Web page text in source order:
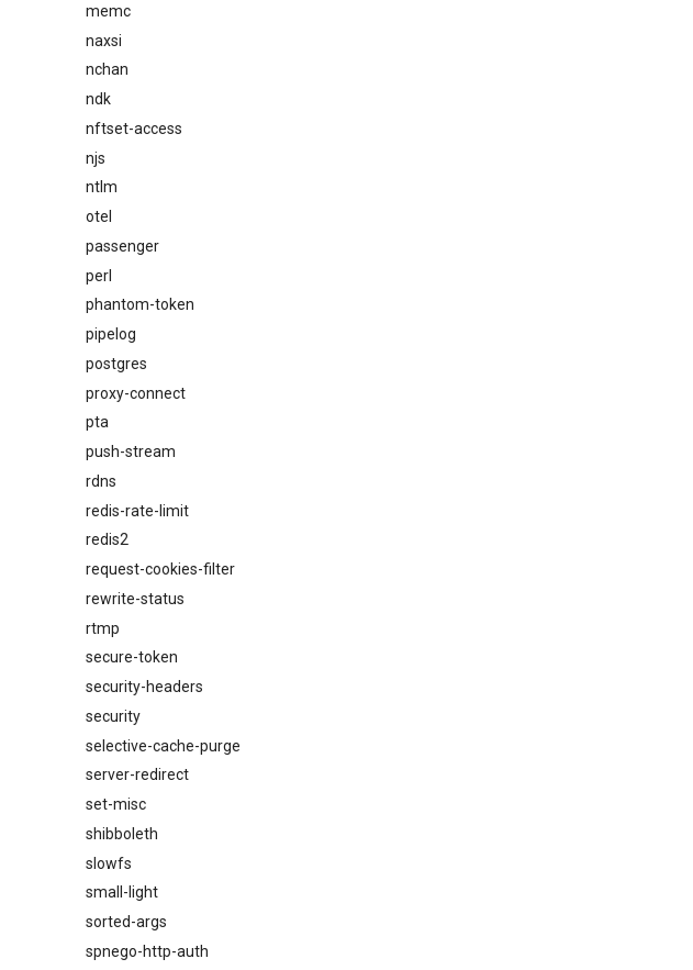
memc
naxsi
nchan
ndk
nftset-access
njs
ntlm
otel
passenger
perl
phantom-token
pipelog
postgres
proxy-connect
pta
push-stream
rdns
redis-rate-limit
redis2
request-cookies-filter
rewrite-status
rtmp
secure-token
security-headers
security
selective-cache-purge
server-redirect
set-misc
shibboleth
slowfs
small-light
sorted-args
spnego-http-auth